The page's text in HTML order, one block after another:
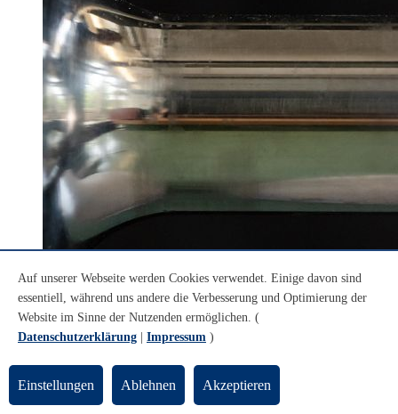
Auf unserer Webseite werden Cookies verwendet. Einige davon sind
essentiell, während uns andere die Verbesserung und Optimierung der
Website im Sinne der Nutzenden ermöglichen. (
Datenschutzerklärung
Impressum )
Einstellungen Ablehnen Akzeptieren